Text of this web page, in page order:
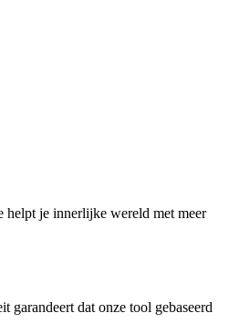
helpt je innerlijke wereld met meer
dat onze tool gebaseerd